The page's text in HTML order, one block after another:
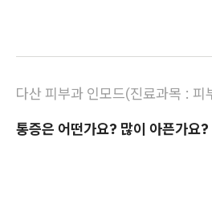
다산 피부과 인모드(진료과목 : 피
통증은 어떤가요? 많이 아픈가요?